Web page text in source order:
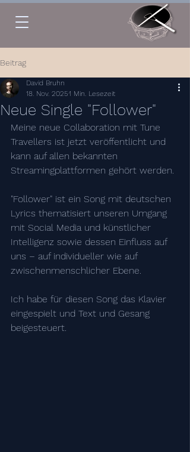
Beitrag
Neue Single "Follower"
David Bruhn
18. Nov. 20251 Min. Lesezeit
Meine neue Collaboration mit Tune
Travellers ist jetzt veröffentlicht und
kann auf allen bekannten
Streamingplattformen gehört werden.
"Follower" ist ein Song mit deutschen
Lyrics thematisiert unseren Umgang
mit Social Media und künstlicher
Intelligenz sowie dessen Einfluss auf
uns – auf individueller wie auf
zwischenmenschlicher Ebene.
Ich habe für diesen Song das Klavier
eingespielt und Text und Gesang
beigesteuert.